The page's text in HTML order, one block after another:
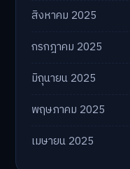
สิงหาคม 2025
กรกฎาคม 2025
มิถุนายน 2025
พฤษภาคม 2025
เมษายน 2025